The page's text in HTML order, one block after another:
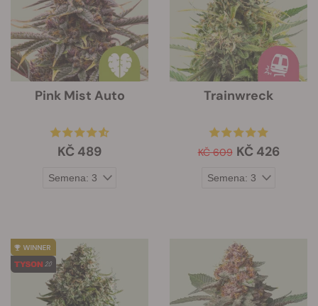
Pink Mist Auto
KČ 489
Trainwreck
KČ 609 KČ 426